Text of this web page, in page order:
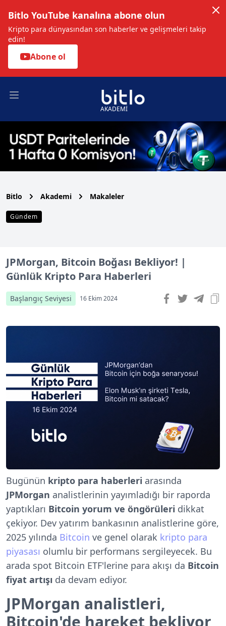
Bitlo YouTube kanalına abone olun
Kripto para dünyasından son haberler ve gelişmeleri takip
edin!
Abone ol
Open main menu
AKADEMİ
Bitlo Akademi Makaleler
Gündem
JPMorgan, Bitcoin Boğası Bekliyor! |
Günlük Kripto Para Haberleri
Başlangıç Seviyesi 16 Ekim 2024
Bugünün kripto para haberleri arasında
JPMorgan analistlerinin yayımladığı bir raporda
yaptıkları Bitcoin yorum ve öngörüleri dikkat
çekiyor. Dev yatırım bankasının analistlerine göre,
2025 yılında Bitcoin ve genel olarak kripto para
piyasası olumlu bir performans sergileyecek. Bu
arada spot Bitcoin ETF'lerine para akışı da Bitcoin
fiyat artışı da devam ediyor.
JPMorgan analistleri,
Bitcoin'de hareket bekliyor